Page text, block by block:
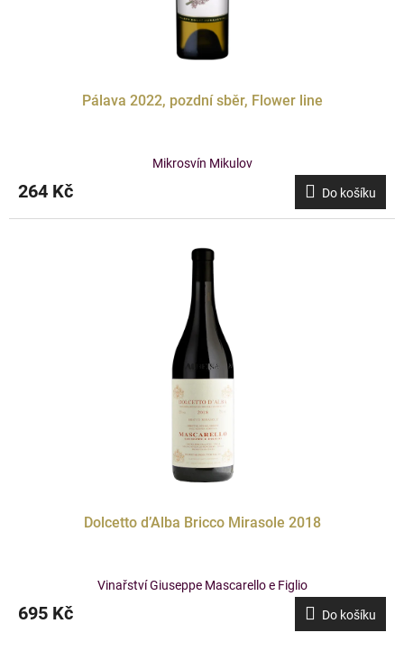
Pálava 2022, pozdní sběr, Flower line
Mikrosvín Mikulov
264 Kč Do košíku
Dolcetto d’Alba Bricco Mirasole 2018
Vinařství Giuseppe Mascarello e Figlio
695 Kč Do košíku